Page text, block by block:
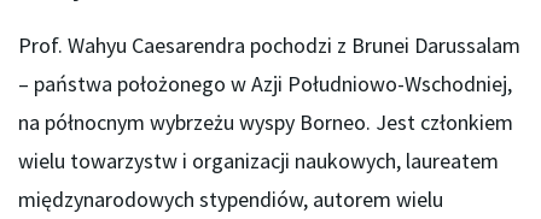
Prof. Wahyu Caesarendra pochodzi z Brunei Darussalam
– państwa położonego w Azji Południowo-Wschodniej,
na północnym wybrzeżu wyspy Borneo. Jest członkiem
wielu towarzystw i organizacji naukowych, laureatem
międzynarodowych stypendiów, autorem wielu